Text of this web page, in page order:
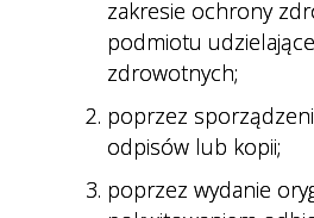
zakresie ochrony
podmiotu
zdrowotnych;
poprzez
odpisów lub kopii;
poprzez wydanie